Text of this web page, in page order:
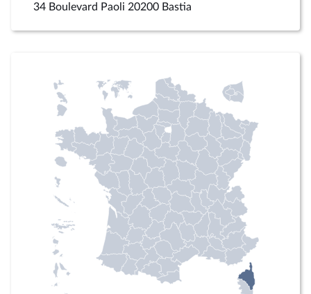
34 Boulevard Paoli 20200 Bastia